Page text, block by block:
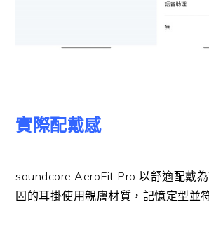
實際配戴感
soundcore AeroFit Pro 以舒適配戴
固的耳掛使用親膚材質，記憶定型並